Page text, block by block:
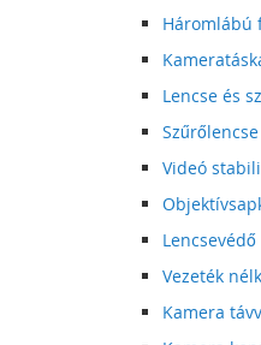
Háromlábú
Lencse és
Szűrőlencse
Videó
Lencsevédő
Vezeték
Kamera